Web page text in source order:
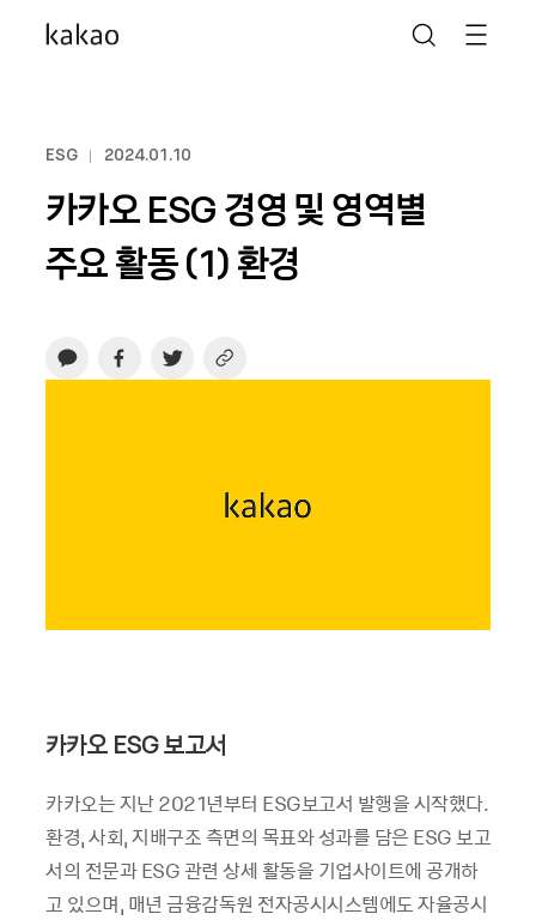
ESG 2024.01.10
카카오 ESG 경영 및 영역별
주요 활동 (1) 환경
카카오 ESG보고서
카카오는 지난 2021년부터 ESG보고서 발행을 시작했다.
환경, 사회, 지배구조 측면의 목표와 성과를 담은 ESG 보고
서의 전문과 ESG 관련 상세 활동을 기업사이트에 공개하
고 있으며, 매년 금융감독원 전자공시시스템에도 자율공시